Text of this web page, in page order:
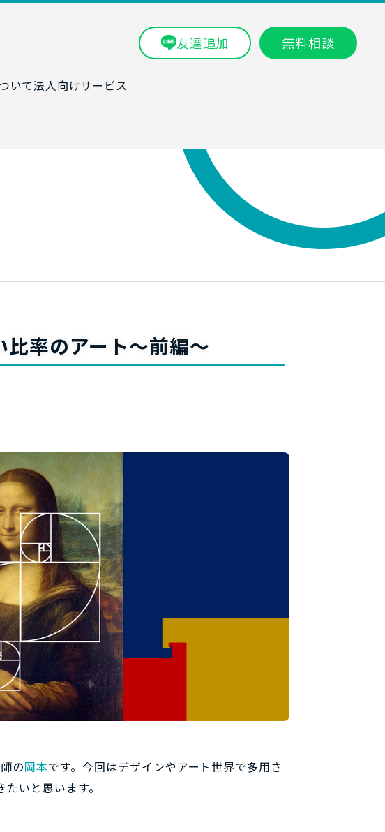
友達追加 無料相談
いて法人向けサービス
率のアート～前編～
の岡本です。今回はデザインやアート世界で多用さ
いと思います。